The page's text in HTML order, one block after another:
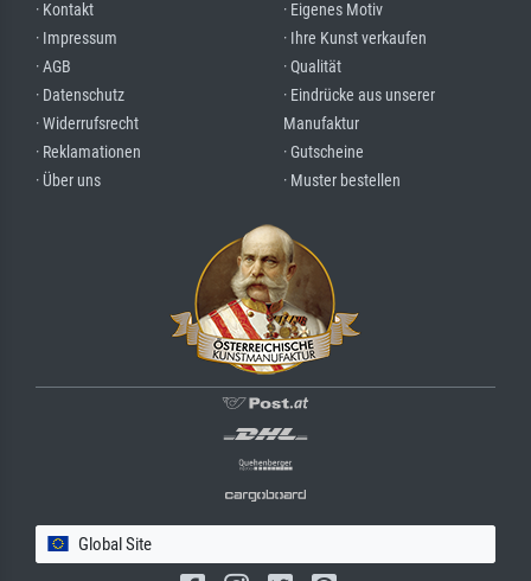
· Kontakt
· Impressum
· AGB
· Datenschutz
· Widerrufsrecht
· Reklamationen
· Über uns
· Eigenes Motiv
· Ihre Kunst verkaufen
· Qualität
· Eindrücke aus unserer
Manufaktur
· Gutscheine
· Muster bestellen
Global Site